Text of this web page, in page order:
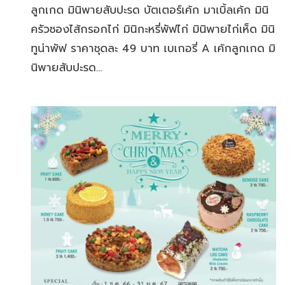
ลูกเกด มินิพายสับปะรด บัตเตอร์เค้ก มาเบิ้ลเค้ก มินิ
ครัวซองไส้กรอกไก่ มินิกะหรี่พัฟไก่ มินิพายไก่เห็ด มินิ
ทูน่าพัฟ ราคาชุดละ 49 บาท เบเกอรี่ A เค้กลูกเกด มิ
นิพายสับปะรด...